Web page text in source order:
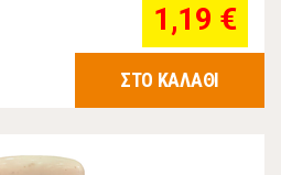
1,19 €
ΣΤΟ ΚΑΛΑΘΙ